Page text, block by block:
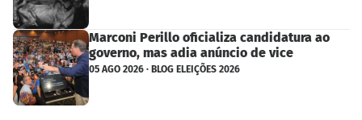
Marconi Perillo oficializa candidatura ao
governo, mas adia anúncio de vice
05 AGO 2026 · BLOG ELEIÇÕES 2026